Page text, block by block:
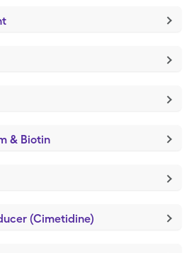
& Biotin
(Cimetidine)